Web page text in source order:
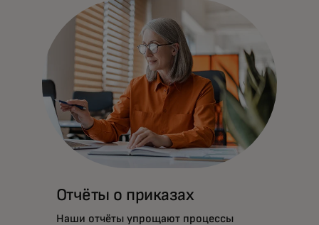
Отчёты о приказах
Наши отчёты упрощают процессы